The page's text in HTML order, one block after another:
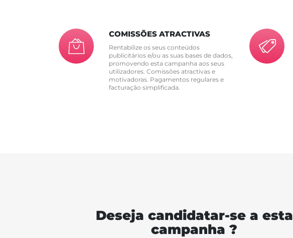
COMISSÕES ATRACTIVAS
Rentabilize os seus conteúdos
publicitários e/ou as suas bases de dados,
promovendo esta campanha aos seus
utilizadores. Comissões atractivas e
motivadoras. Pagamentos regulares e
facturação simplificada.
Deseja candidatar-se a esta
campanha ?